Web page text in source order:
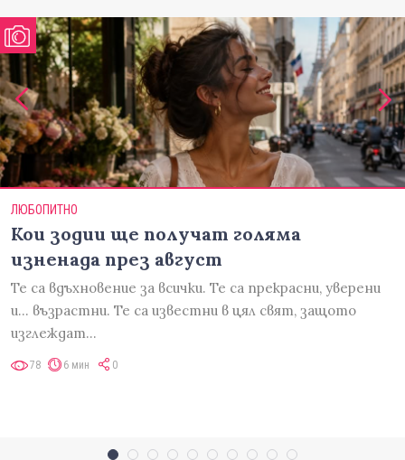
ЛЮБОПИТНО
Кои зодии ще получат голяма
изненада през август
Те са вдъхновение за всички. Те са прекрасни, уверени
и... възрастни. Те са известни в цял свят, защото
изглеждат…
78 6 мин 0